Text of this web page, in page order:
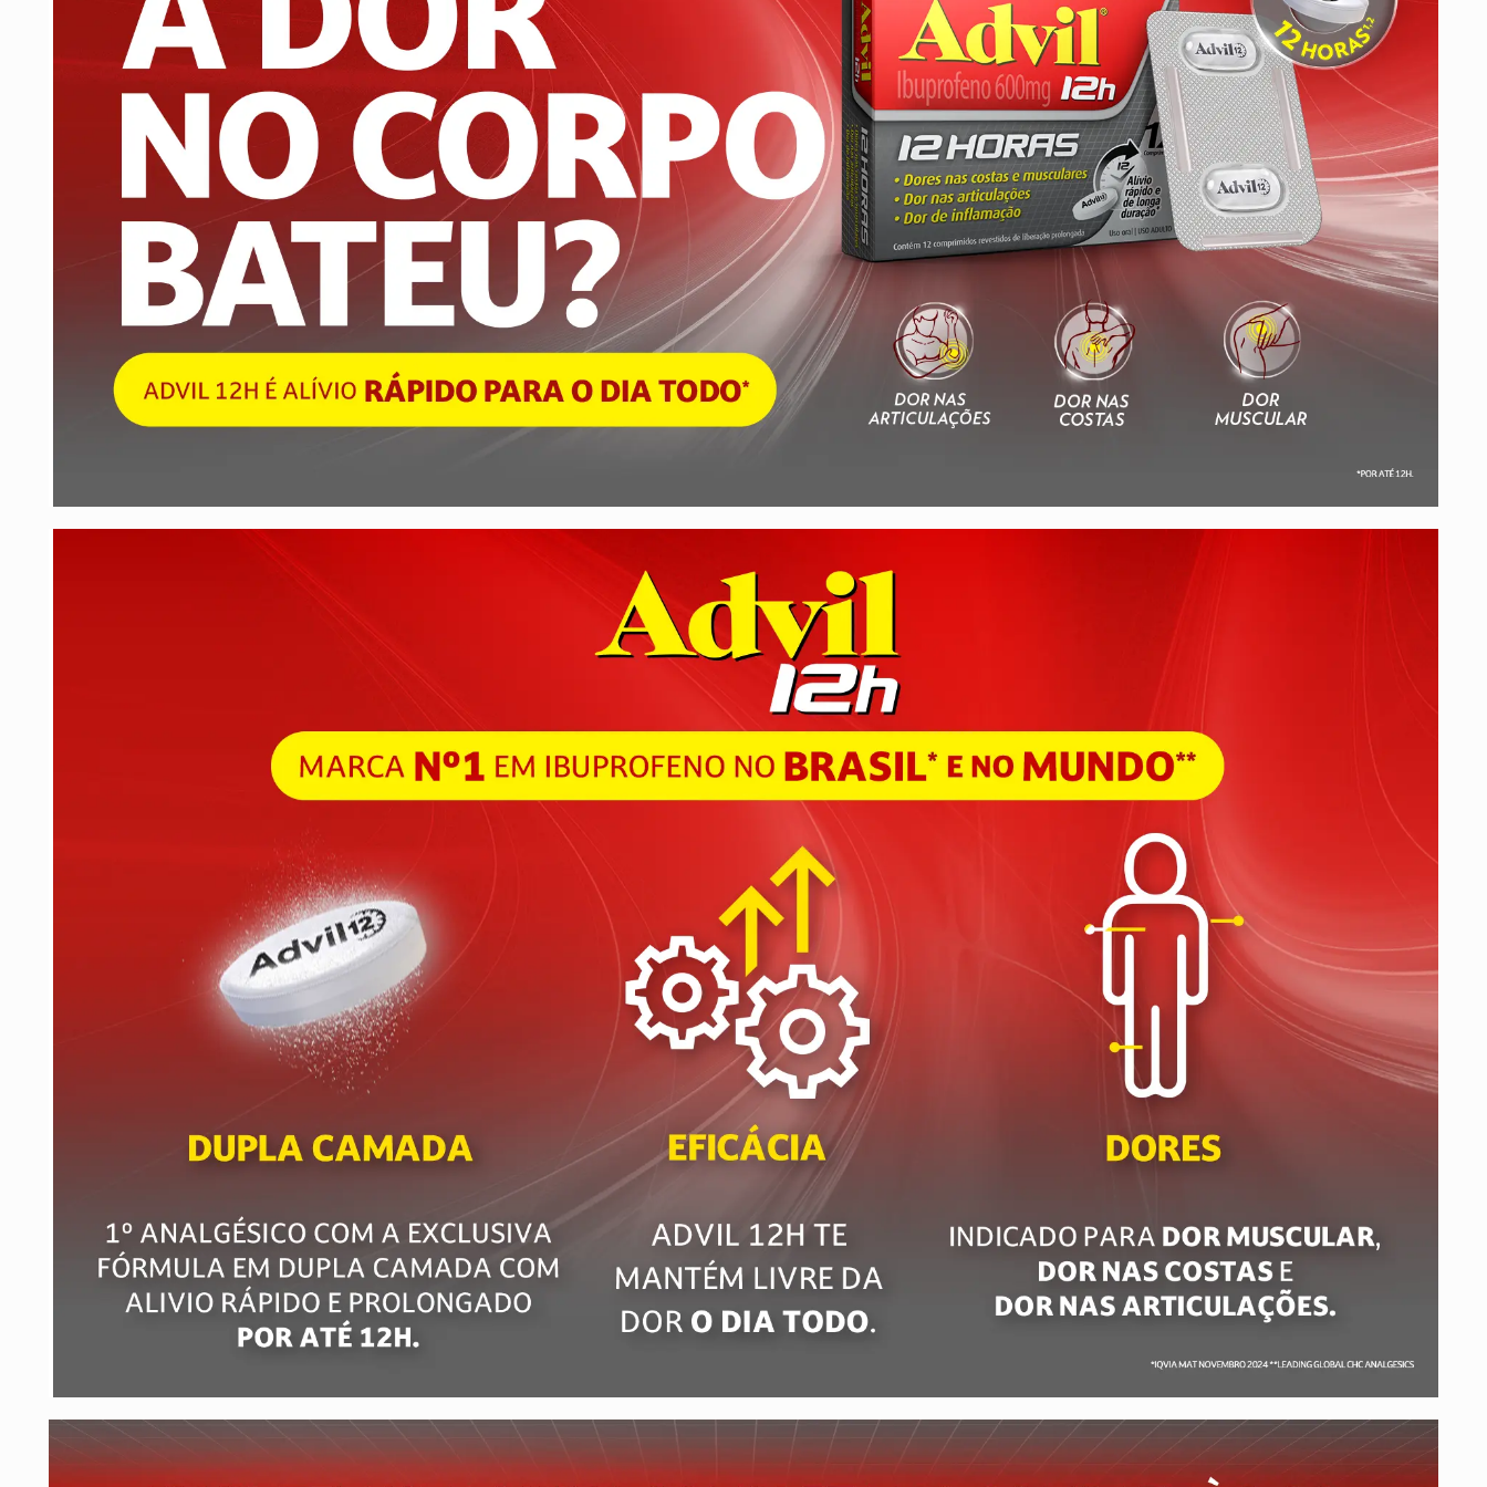
eritema multiforme, síndrome de Stevens-Johnson e necrólise epidérmica (NET). Reação
Medicamentosa com Eosinofilia e Sintomas Sistêmicos (DRESS). Reações de
hipersensibilidade graves, onde os sintomas podem ser: edema facial, da língua e da
laringe, dispneia, taquicardia, hipotensão (anafilaxia, angioedema ou choque grave) e
exacerbação de asma e broncoespasmo. Infarto do miocárdio. Dermatite, erupção
cutânea, fotodermatite, dermatoses bolhosas (incluindo necrólise epidérmica e eritema
multiforme). Reações de hipersensibilidade variando de anafilaxia, angioedema e
broncoespasmo a dispneia e urticária.
Reação com frequência desconhecida: Dor no peito, que pode ser um sinal de reação
alérgica potencialmente grave, chamada síndrome de Kounis, pustulose exantemática
Informe ao seu médico, cirurgião-dentista ou farmacêutico o aparecimento de reações
indesejáveis pelo uso do medicamento. Informe também à empresa através do seu
serviço de atendimento.